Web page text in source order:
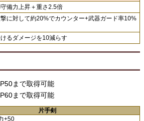
備力上昇＋重さ2.5倍
に対して約20%でカウンター+武器ガード率10%
るダメージを10減らす
まで取得可能
まで取得可能
片手剣
+50